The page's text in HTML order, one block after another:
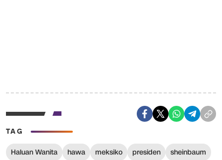
TAG
Haluan Wanita hawa meksiko presiden sheinbaum